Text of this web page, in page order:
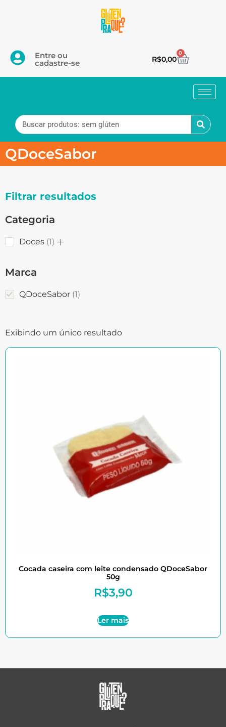
Entre ou
cadastre-se R$0,00
0
QDoceSabor
Filtrar resultados
Categoria
Doces 1
Marca
QDoceSabor 1
Exibindo um único resultado
Cocada caseira com leite condensado QDoceSabor
50g
R$3,90
Ler mais